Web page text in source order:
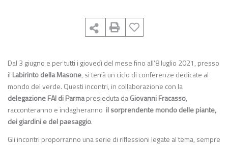
Dal 3 giugno e per tutti i giovedì del mese fino all’8 luglio 2021, presso
il Labirinto della Masone, si terrà un ciclo di conferenze dedicate al
mondo del verde. Questi incontri, in collaborazione con la
delegazione FAI di Parmapresieduta daGiovanni Fracasso,
racconteranno e indagheranno il sorprendente mondo delle piante,
dei giardini e del paesaggio.
Gli incontri proporranno una serie di riflessioni legate al tema, sempre